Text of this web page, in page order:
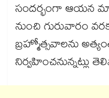
సందర్భంగా ఆయన
నుంచి గురువారం
బ్రహ్మోత్సవాలను
నిర్వహించనున్నట్లు